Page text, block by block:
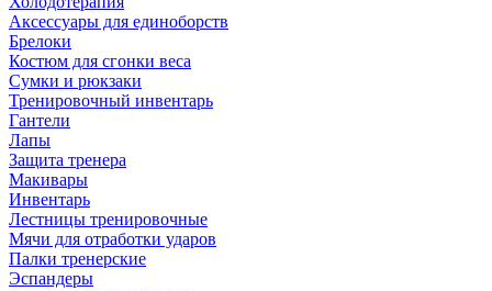
Аксессуары для единоборств
Брелоки
Костюм для сгонки веса
Сумки и рюкзаки
Тренировочный инвентарь
Гантели
Лапы
Защита тренера
Макивары
Инвентарь
Лестницы тренировочные
Мячи для отработки ударов
Палки тренерские
Эспандеры